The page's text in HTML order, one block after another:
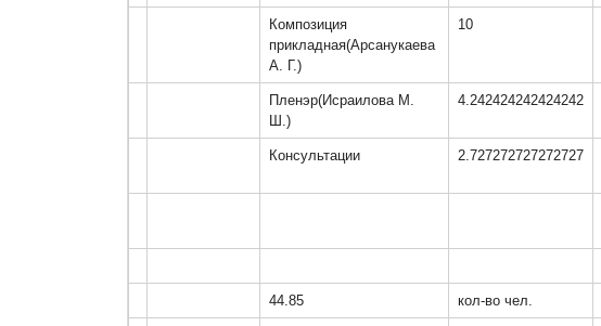
Композиция
прикладная(Арсанукаева
А. Г.)
10
Пленэр(Исраилова М.
Ш.)
4.242424242424242
Консультации 2.727272727272727
44.85 кол-во чел.